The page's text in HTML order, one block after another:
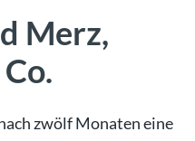
Merz,
zwölf Monaten eine